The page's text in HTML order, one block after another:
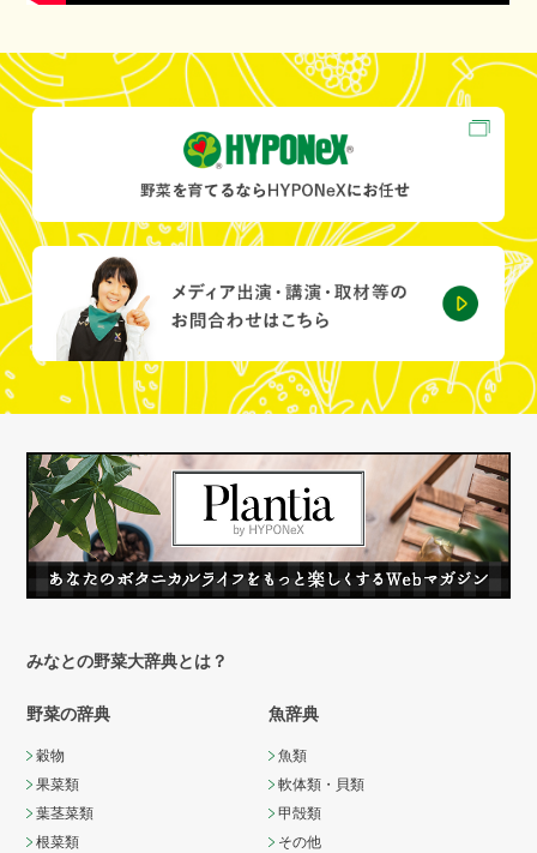
みなとの野菜大辞典とは？
野菜の辞典
穀物
果菜類
葉茎菜類
根菜類
魚辞典
魚類
軟体類・貝類
甲殻類
その他